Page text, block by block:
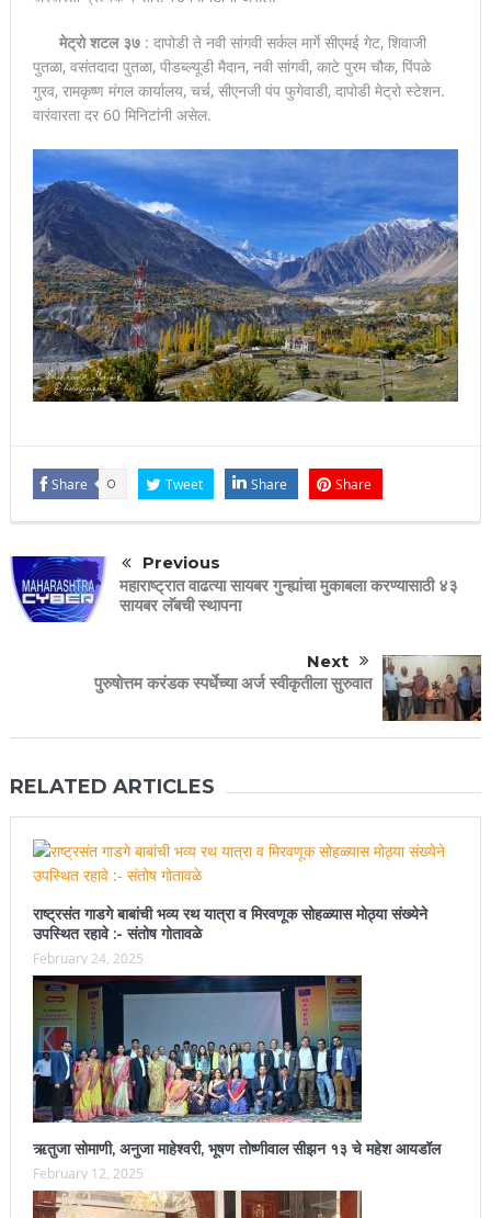
मेट्रो शटल ३७: दापोडी ते नवी सांगवी सर्कल मार्गे सीएमई गेट, शिवाजी
पुतळा, वसंतदादा पुतळा, पीडब्ल्यूडी मैदान, नवी सांगवी, काटे पुरम चौक, पिंपळे
गुरव, रामकृष्ण मंगल कार्यालय, चर्च, सीएनजी पंप फुगेवाडी, दापोडी मेट्रो स्टेशन.
वारंवारता दर 60 मिनिटांनी असेल.
Share 0 Tweet Share Share
Previous
महाराष्ट्रात वाढत्या सायबर गुन्ह्यांचा मुकाबला करण्यासाठी ४३
सायबर लॅबची स्थापना
Next
पुरुषोत्तम करंडक स्पर्धेच्या अर्ज स्वीकृतीला सुरुवात
RELATED ARTICLES
राष्ट्रसंत गाडगे बाबांची भव्य रथ यात्रा व मिरवणूक सोहळ्यास मोठ्या संख्येने
उपस्थित रहावे :- संतोष गोतावळे
February 24, 2025
ऋतुजा सोमाणी, अनुजा माहेश्वरी, भूषण तोष्णीवाल सीझन १३ चे महेश आयडॉल
February 12, 2025